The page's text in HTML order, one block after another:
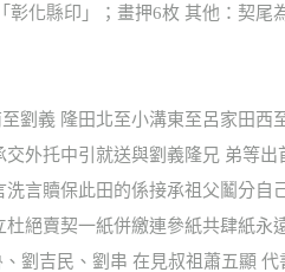
化縣印」；畫押6枚 其他：契尾
劉義 隆田北至小溝東至呂家田西
外托中引就送與劉義隆兄 弟等
言贖保此田的係接承祖父鬮分自
絕賣契一紙併繳連參紙共肆紙永
劉吉民、劉串 在見叔祖蕭五顯